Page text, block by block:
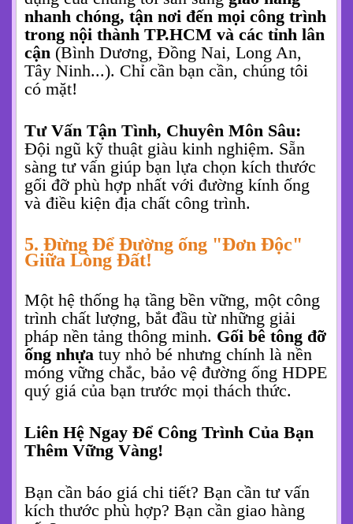
nhanh chóng, tận nơi đến mọi công trình
trong nội thành TP.HCM và các tỉnh lân
cận (Bình Dương, Đồng Nai, Long An,
Tây Ninh...). Chỉ cần bạn cần, chúng tôi
có mặt!
Tư Vấn Tận Tình, Chuyên Môn Sâu:
Đội ngũ kỹ thuật giàu kinh nghiệm. Sẵn
sàng tư vấn giúp bạn lựa chọn kích thước
gối đỡ phù hợp nhất với đường kính ống
và điều kiện địa chất công trình.
5. Đừng Để Đường ống "Đơn Độc"
Giữa Lòng Đất!
Một hệ thống hạ tầng bền vững, một công
trình chất lượng, bắt đầu từ những giải
pháp nền tảng thông minh. Gối bê tông đỡ
ống nhựa tuy nhỏ bé nhưng chính là nền
móng vững chắc, bảo vệ đường ống HDPE
quý giá của bạn trước mọi thách thức.
Liên Hệ Ngay Để Công Trình Của Bạn
Thêm Vững Vàng!
Bạn cần báo giá chi tiết? Bạn cần tư vấn
kích thước phù hợp? Bạn cần giao hàng